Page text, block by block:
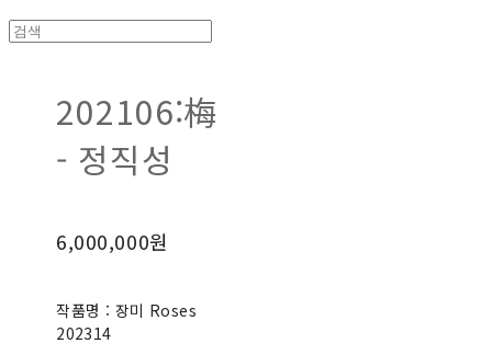
202106:梅
- 정직성
6,000,000원
작품명 : 장미 Roses
202314